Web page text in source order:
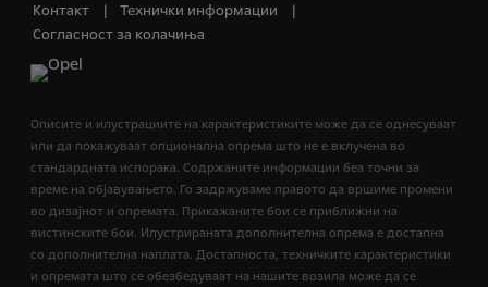
Контакт
Технички информации
Согласност за колачиња
Описите и илустрациите на карактеристиките може да се однесуваат
или да покажуваат опционална опрема што не е вклучена во
стандардната испорака. Содржаните информации беа точни за
време на објавувањето. Го задржуваме правото да вршиме промени
во дизајнот и опремата. Прикажаните бои се приближни на
вистинските бои. Илустрираната дополнителна опрема е достапна
со дополнителна наплата. Достапноста, техничките карактеристики
и опремата што се обезбедуваат на нашите возила може да се